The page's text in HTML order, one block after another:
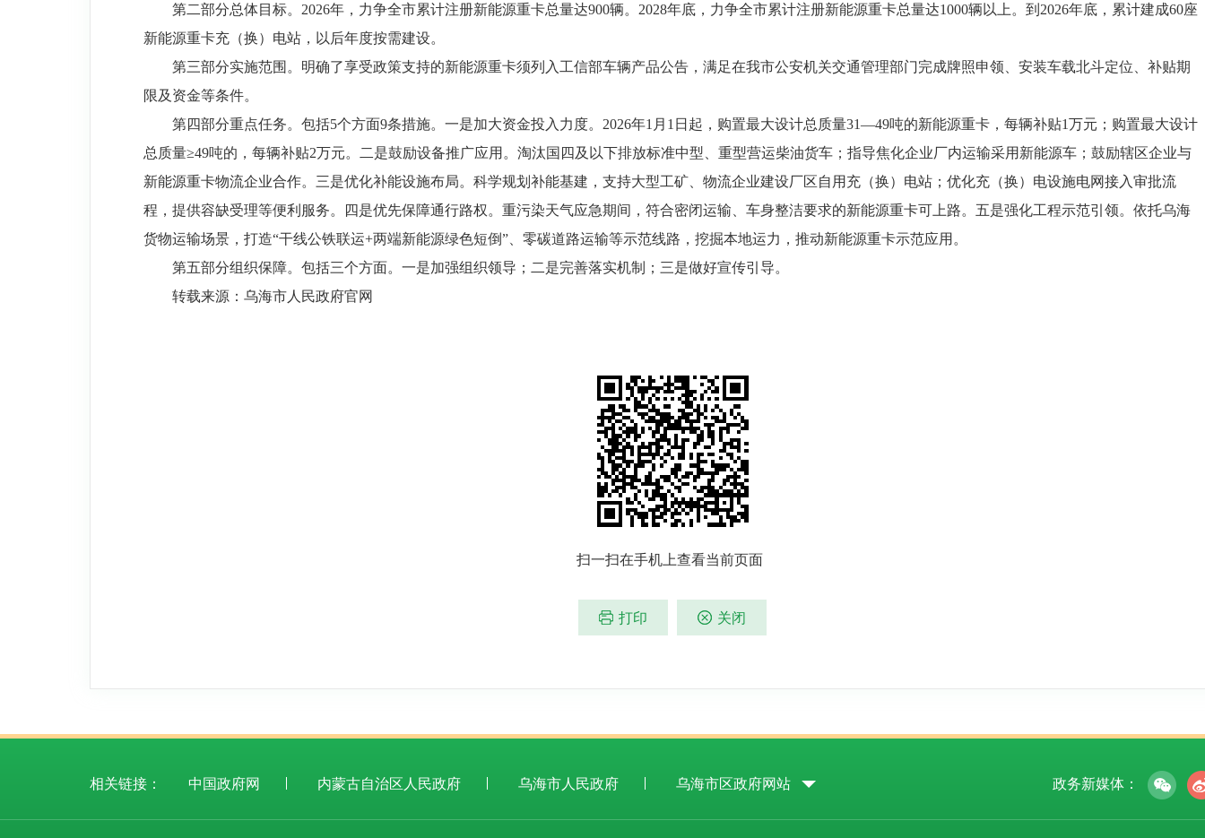
第二部分总体目标。2026年，力争全市累计注册新能源重卡总量达900辆。2028年底，力争全市累计注册新能源重卡总量达1000辆以上。到2026年底，累计建成60座
新能源重卡充（换）电站，以后年度按需建设。
第三部分实施范围。明确了享受政策支持的新能源重卡须列入工信部车辆产品公告，满足在我市公安机关交通管理部门完成牌照申领、安装车载北斗定位、补贴期
限及资金等条件。
第四部分重点任务。包括5个方面9条措施。一是加大资金投入力度。2026年1月1日起，购置最大设计总质量31—49吨的新能源重卡，每辆补贴1万元；购置最大设计
总质量≥49吨的，每辆补贴2万元。二是鼓励设备推广应用。淘汰国四及以下排放标准中型、重型营运柴油货车；指导焦化企业厂内运输采用新能源车；鼓励辖区企业与
新能源重卡物流企业合作。三是优化补能设施布局。科学规划补能基建，支持大型工矿、物流企业建设厂区自用充（换）电站；优化充（换）电设施电网接入审批流
程，提供容缺受理等便利服务。四是优先保障通行路权。重污染天气应急期间，符合密闭运输、车身整洁要求的新能源重卡可上路。五是强化工程示范引领。依托乌海
货物运输场景，打造“干线公铁联运+两端新能源绿色短倒”、零碳道路运输等示范线路，挖掘本地运力，推动新能源重卡示范应用。
第五部分组织保障。包括三个方面。一是加强组织领导；二是完善落实机制；三是做好宣传引导。
转载来源：乌海市人民政府官网
扫一扫在手机上查看当前页面
打印 关闭
相关链接： 中国政府网 内蒙古自治区人民政府 乌海市人民政府 乌海市区政府网站 政务新媒体：